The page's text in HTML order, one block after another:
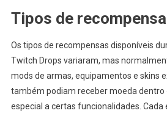
Tipos de
Os tipos de recompensas disponíveis
Twitch Drops variaram, mas
mods de armas, equipamentos e skins
também podiam receber moeda dentro
especial a certas funcionalidades.